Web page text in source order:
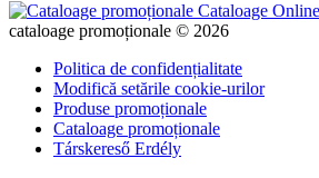
cataloage promoționale © 2026
Politica de confidențialitate
Modifică setările cookie-urilor
Produse promoționale
Cataloage promoționale
Társkereső Erdély